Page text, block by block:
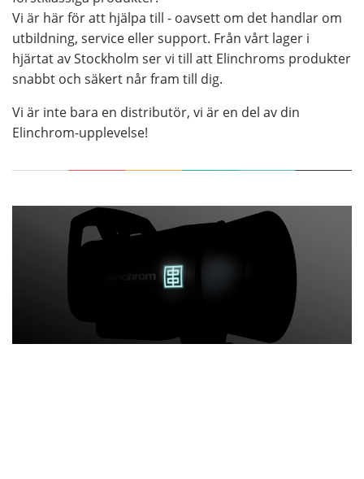
olika blixthuvudena.
Vi är här för att hjälpa till - oavsett om det handlar om
utbildning, service eller support. Från vårt lager i
hjärtat av Stockholm ser vi till att Elinchroms produkter
snabbt och säkert når fram till dig.
Vi är inte bara en distributör, vi är en del av din
Elinchrom-upplevelse!